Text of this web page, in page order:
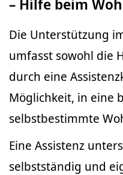
Die Unterstützung
umfasst sowohl die
durch eine
Möglichkeit, in eine
selbstbestimmte
Eine Assistenz
selbstständig und